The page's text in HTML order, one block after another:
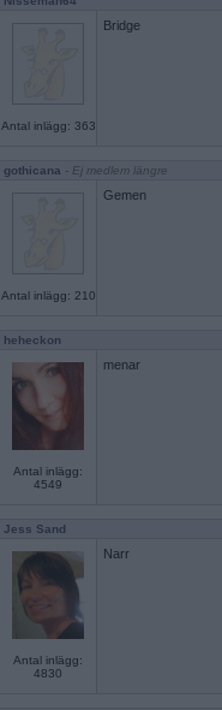
Antal inlägg: 363
Bridge
gothicana - Ej medlem längre
Antal inlägg: 210
Gemen
heheckon
Antal inlägg:
4549
menar
Jess Sand
Antal inlägg:
4830
Narr